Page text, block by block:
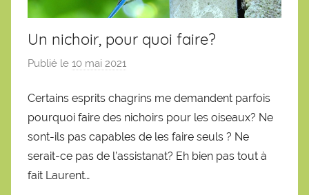
Un nichoir, pour quoi faire?
Publié le 10 mai 2021
r
S
é
b
Certains esprits chagrins me demandent parfois
pourquoi faire des nichoirs pour les oiseaux? Ne
sont-ils pas capables de les faire seuls ? Ne
serait-ce pas de l’assistanat? Eh bien pas tout à
fait Laurent…